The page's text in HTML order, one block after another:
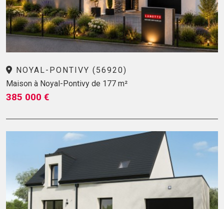
NOYAL-PONTIVY (56920)
Maison à Noyal-Pontivy de 177 m²
385 000 €